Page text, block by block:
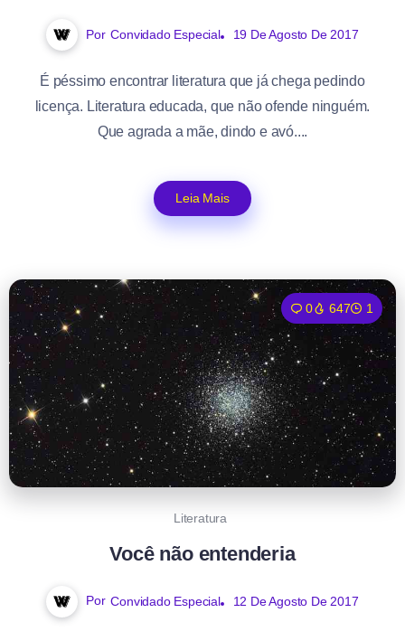
Por Convidado Especial 19 De Agosto De 2017
É péssimo encontrar literatura que já chega pedindo
licença. Literatura educada, que não ofende ninguém.
Que agrada a mãe, dindo e avó....
Leia Mais
0 647 1
Literatura
Você não entenderia
Por Convidado Especial 12 De Agosto De 2017